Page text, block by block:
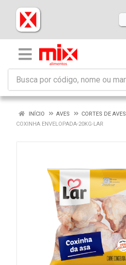
INÍCIO AVES
CORTES DE AVES
COXINHA ENVELOPADA-20KG-LAR